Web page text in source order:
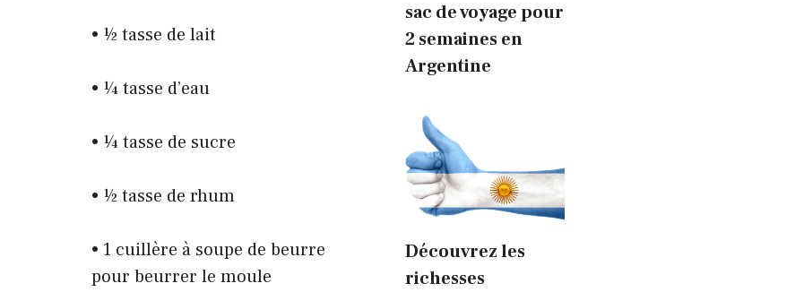
• ½ tasse de lait
• ¼ tasse d’eau
• ¼ tasse de sucre
• ½ tasse de rhum
• 1 cuillère à soupe de beurre
pour beurrer le moule
sac de voyage pour
2 semaines en
Argentine
Découvrez les
richesses